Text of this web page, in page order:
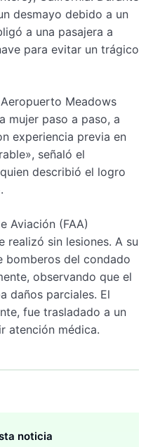
desmayo debido a un
a una pasajera a
para evitar un trágico
Meadows
mujer paso a paso, a
experiencia previa en
señaló el
describió el logro
Aviación (FAA)
realizó sin lesiones. A su
bomberos del condado
observando que el
daños parciales. El
fue trasladado a un
atención médica.
noticia